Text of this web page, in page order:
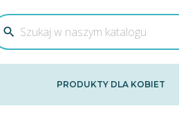
search
PRODUKTY DLA KOBIET